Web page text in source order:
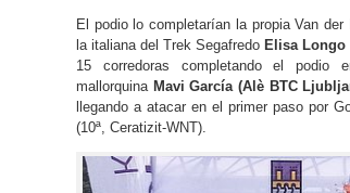
El podio lo completarían la propia Van
la italiana del Trek Segafredo Elisa
15 corredoras completando el
mallorquina Mavi García (Alè BTC
llegando a atacar en el primer paso por
(10ª, Ceratizit-WNT).